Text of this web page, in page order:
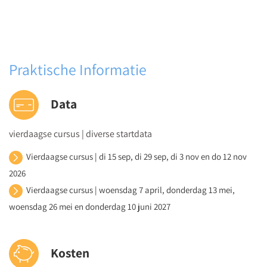
jouw klassen en op school?
Dag 3
Groeimindset en zelfinzicht
welbevinden en motivatie?
Met welke interventies stimuleer je een groeimindset en
Wat is progressiegericht begeleiden en hoe pas je dit toe
in je lessen?
verantwoordelijkheid nemen voor hu gedrag en
Praktische Informatie
Data
vierdaagse cursus | diverse startdata
Vierdaagse cursus | di 15 sep, di 29 sep, di 3 nov en do 12 nov
2026
Vierdaagse cursus | woensdag 7 april, donderdag 13 mei,
woensdag 26 mei en donderdag 10 juni 2027
Kosten